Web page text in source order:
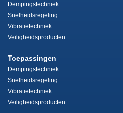
Dempingstechniek
Snelheidsregeling
Vibratietechniek
Veiligheidsproducten
Toepassingen
Dempingstechniek
Snelheidsregeling
Vibratietechniek
Veiligheidsproducten